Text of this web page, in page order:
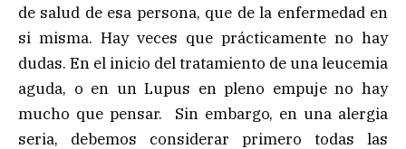
de salud de esa persona, que de la enfermedad en
si misma. Hay veces que prácticamente no hay
dudas. En el inicio del tratamiento de una leucemia
aguda, o en un Lupus en pleno empuje no hay
mucho que pensar. Sin embargo, en una alergia
seria, debemos considerar primero todas las